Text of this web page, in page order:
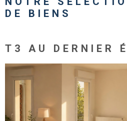
DE BIENS
T3 AU DERNIER